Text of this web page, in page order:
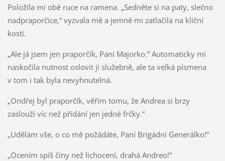
Položila mi obě ruce na ramena. „Sedněte si na paty, slečno
nadpraporčice,“ vyzvala mě a jemně mi zatlačila na klíční
kosti.
„Ale já jsem jen praporčík, Paní Majorko.“ Automaticky mi
naskočila nutnost oslovit ji služebně, ale ta velká písmena
v tom i tak byla nevyhnutelná.
„Ondřej byl praporčík, věřím tomu, že Andrea si brzy
zaslouží víc než přidání jen jedné frčky.“
„Udělám vše, o co mě požádáte, Paní Brigádní Generálko!“
„Ocením spíš činy než lichocení, drahá Andreo!“